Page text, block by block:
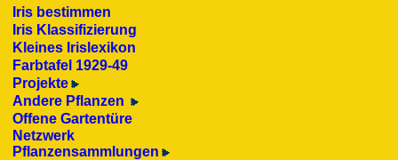
Iris bestimmen
Iris Klassifizierung
Kleines Irislexikon
Farbtafel 1929-49
Projekte
Andere Pflanzen
Offene Gartentüre
Netzwerk
Pflanzensammlungen